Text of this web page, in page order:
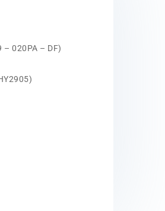
– 020PA – DF)